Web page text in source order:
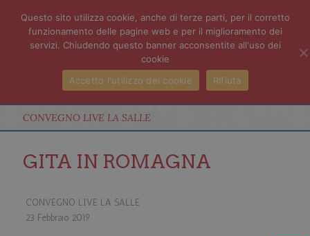
CONVEGNO LIVE LA SALLE
GITA IN ROMAGNA
CONVEGNO LIVE LA SALLE
23 Febbraio 2019
Questo sito utilizza cookie, anche di terze parti, per il corretto
funzionamento delle pagine web e per il miglioramento dei
servizi. Chiudendo questo banner acconsentite all'uso dei
cookie
Accetto l'utilizzo dei cookie
Rifiuta